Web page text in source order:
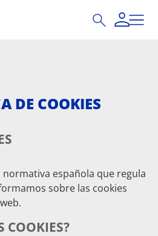
DE COOKIES
española que regula
sobre las cookies
COOKIES?